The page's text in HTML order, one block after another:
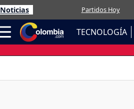
Noticias Partidos Hoy
TECNOLOGÍA